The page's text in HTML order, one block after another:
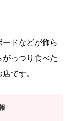
ドなどが飾ら
っつり食べた
です。